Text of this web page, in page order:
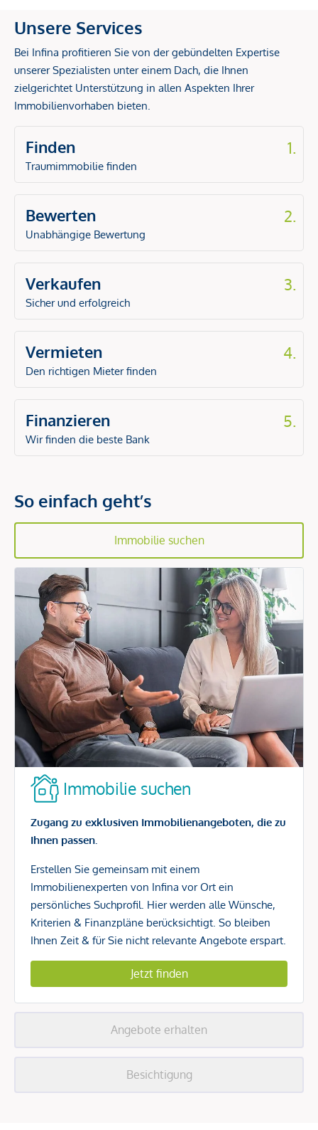
Unsere Services
Bei Infina profitieren Sie von der gebündelten Expertise
unserer Spezialisten unter einem Dach, die Ihnen
zielgerichtet Unterstützung in allen Aspekten Ihrer
Immobilienvorhaben bieten.
Finden
Traumimmobilie finden
1.
Bewerten
Unabhängige Bewertung
2.
Verkaufen
Sicher und erfolgreich
3.
Vermieten
Den richtigen Mieter finden
4.
Finanzieren
Wir finden die beste Bank
5.
So einfach geht’s
Immobilie suchen
Immobilie suchen
Zugang zu exklusiven Immobilienangeboten, die zu
Ihnen passen.
Erstellen Sie gemeinsam mit einem
Immobilienexperten von Infina vor Ort ein
persönliches Suchprofil. Hier werden alle Wünsche,
Kriterien & Finanzpläne berücksichtigt. So bleiben
Ihnen Zeit & für Sie nicht relevante Angebote erspart.
Jetzt finden
Angebote erhalten
Besichtigung